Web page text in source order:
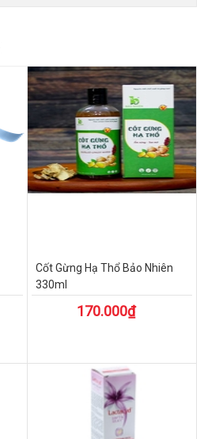
Cốt Gừng Hạ Thổ Bảo Nhiên
330ml
170.000₫